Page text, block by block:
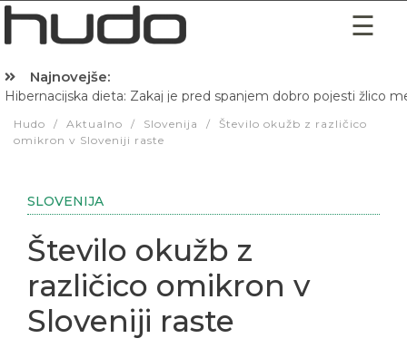
Najnovejše:
Hibernacijska dieta: Zakaj je pred spanjem dobro pojesti žlico
Hudo / Aktualno / Slovenija /
Število okužb z različico
omikron v Sloveniji raste
SLOVENIJA
Število okužb z
različico omikron v
Sloveniji raste